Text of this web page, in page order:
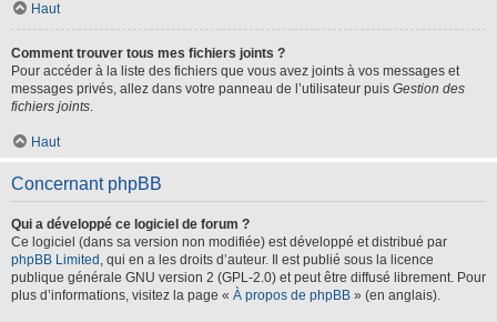
Haut
Comment trouver tous mes fichiers joints ?
Pour accéder à la liste des fichiers que vous avez joints à vos messages et
messages privés, allez dans votre panneau de l’utilisateur puis Gestion des
fichiers joints.
Haut
Concernant phpBB
Qui a développé ce logiciel de forum ?
Ce logiciel (dans sa version non modifiée) est développé et distribué par
phpBB Limited , qui en a les droits d’auteur. Il est publié sous la licence
publique générale GNU version 2 (GPL-2.0) et peut être diffusé librement. Pour
plus d’informations, visitez la page « À propos de phpBB » (en anglais).